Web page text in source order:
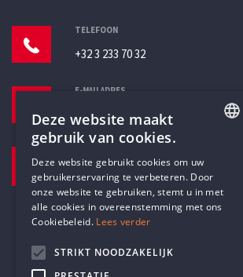
TELEFOON
+32 3 233 70 32
E-MAILADRES
Pottenbrug 4
Antwerpen, 2000
DUTCH
Deze website maakt
gebruik van cookies.
Deze website gebruikt cookies om uw
gebruikerservaring te verbeteren. Door
onze website te gebruiken, stemt u in met
alle cookies in overeenstemming met ons
Cookiebeleid. Lees verder
STRIKT NOODZAKELIJK